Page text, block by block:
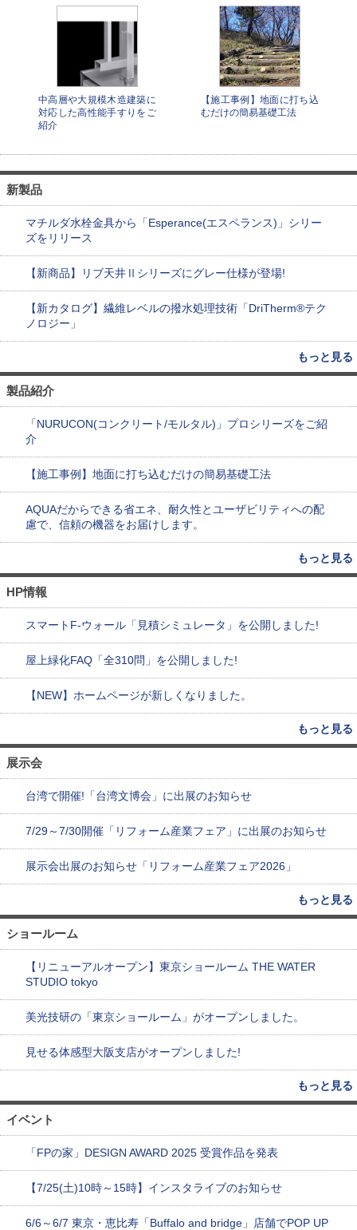
中高層や大規模木造建築に
対応した高性能手すりをご
紹介
【施工事例】地面に打ち込
むだけの簡易基礎工法
新製品
マチルダ水栓金具から「Esperance(エスペランス)」シリー
ズをリリース
【新商品】リブ天井Ⅱシリーズにグレー仕様が登場!
【新カタログ】繊維レベルの撥水処理技術「DriTherm®テク
ノロジー」
もっと見る
製品紹介
「NURUCON(コンクリート/モルタル)」プロシリーズをご紹
介
【施工事例】地面に打ち込むだけの簡易基礎工法
AQUAだからできる省エネ、耐久性とユーザビリティへの配
慮で、信頼の機器をお届けします。
もっと見る
HP情報
スマートF-ウォール「見積シミュレータ」を公開しました!
屋上緑化FAQ「全310問」を公開しました!
【NEW】ホームページが新しくなりました。
もっと見る
展示会
台湾で開催!「台湾文博会」に出展のお知らせ
7/29～7/30開催「リフォーム産業フェア」に出展のお知らせ
展示会出展のお知らせ「リフォーム産業フェア2026」
もっと見る
ショールーム
【リニューアルオープン】東京ショールーム THE WATER
STUDIO tokyo
美光技研の「東京ショールーム」がオープンしました。
見せる体感型大阪支店がオープンしました!
もっと見る
イベント
「FPの家」DESIGN AWARD 2025 受賞作品を発表
【7/25(土)10時～15時】インスタライブのお知らせ
6/6～6/7 東京・恵比寿「Buffalo and bridge」店舗でPOP UP